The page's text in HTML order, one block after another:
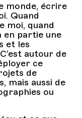
monde, écrire
Quand
moi, quand
en partie une
et les
autour de
ce
de
mais aussi de
ou